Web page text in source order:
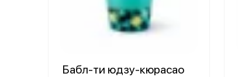
Бабл-ти юдзу-кюрасао